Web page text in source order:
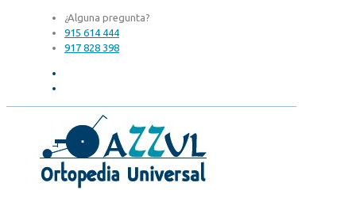
¿Alguna pregunta?
915 614 444
917 828 398